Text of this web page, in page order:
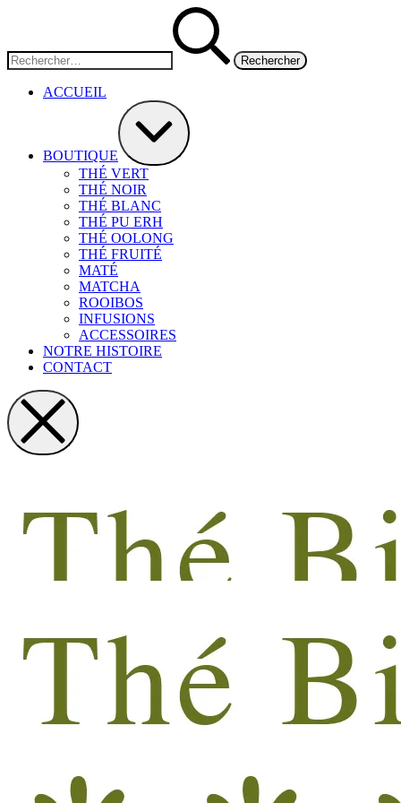
ACCUEIL
BOUTIQUE
Agrandir/réduire
THÉ VERT
THÉ NOIR
THÉ BLANC
THÉ PU ERH
THÉ OOLONG
THÉ FRUITÉ
MATÉ
MATCHA
ROOIBOS
INFUSIONS
ACCESSOIRES
NOTRE HISTOIRE
CONTACT